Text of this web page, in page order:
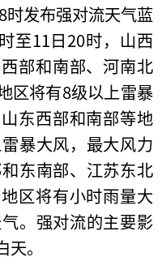
时发布强对流天气蓝
至11日20时，山西
部和南部、河南北
区将有8级以上雷暴
东西部和南部等地
暴大风，最大风力
东南部、江苏东北
区将有小时雨量大
。强对流的主要影
。